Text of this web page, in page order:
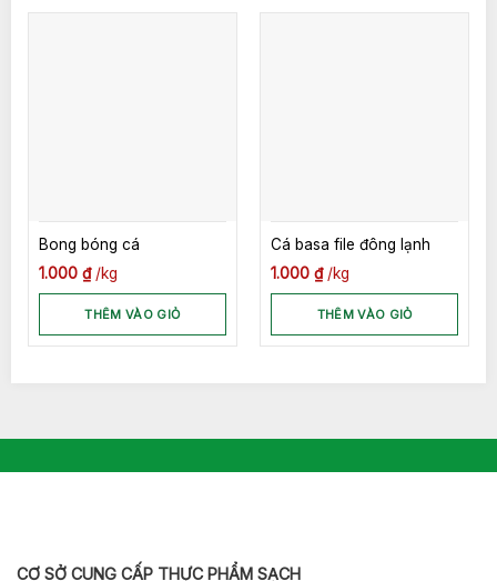
Bong bóng cá
1.000 ₫ kg
THÊM VÀO GIỎ
Cá basa file đông lạnh
1.000 ₫ kg
THÊM VÀO GIỎ
CƠ SỞ CUNG CẤP THỰC PHẨM SẠCH